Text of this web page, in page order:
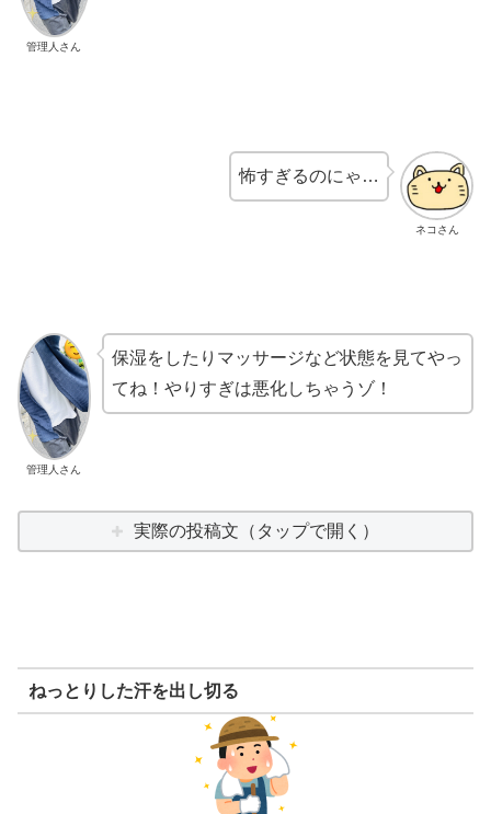
管理人さん
ネコさん
怖すぎるのにゃ…
管理人さん
保湿をしたりマッサージなど状態を見てやっ
てね！やりすぎは悪化しちゃうゾ！
実際の投稿文（タップで開く）
ねっとりした汗を出し切る